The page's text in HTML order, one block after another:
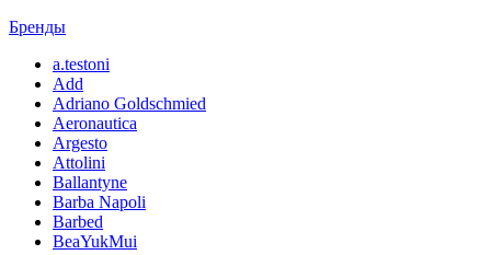
Бренды
a.testoni
Add
Adriano Goldschmied
Aeronautica
Argesto
Attolini
Ballantyne
Barba Napoli
Barbed
BeaYukMui